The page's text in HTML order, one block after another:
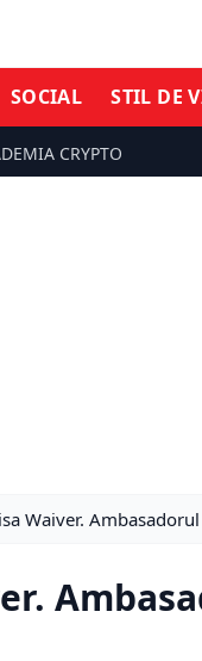
SOCIAL STIL DE
CRYPTO
Waiver.